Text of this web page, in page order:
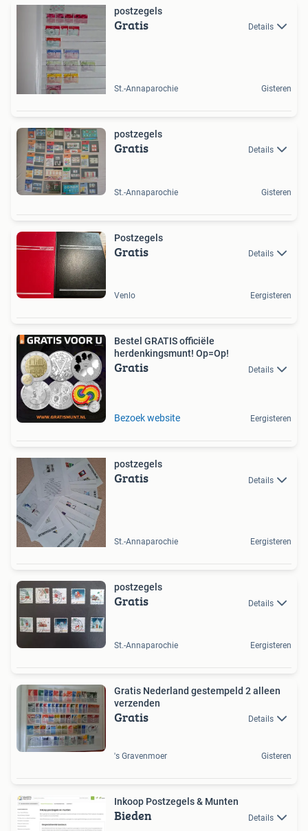
postzegels
Gratis Details
St.-Annaparochie Gisteren
postzegels
Gratis Details
St.-Annaparochie Gisteren
Postzegels
Gratis Details
Venlo Eergisteren
Bestel GRATIS officiële
herdenkingsmunt! Op=Op!
Gratis Details
Bezoek website Eergisteren
postzegels
Gratis Details
St.-Annaparochie Eergisteren
postzegels
Gratis Details
St.-Annaparochie Eergisteren
Gratis Nederland gestempeld 2 alleen
verzenden
Gratis Details
's Gravenmoer Gisteren
Inkoop Postzegels & Munten
Bieden Details